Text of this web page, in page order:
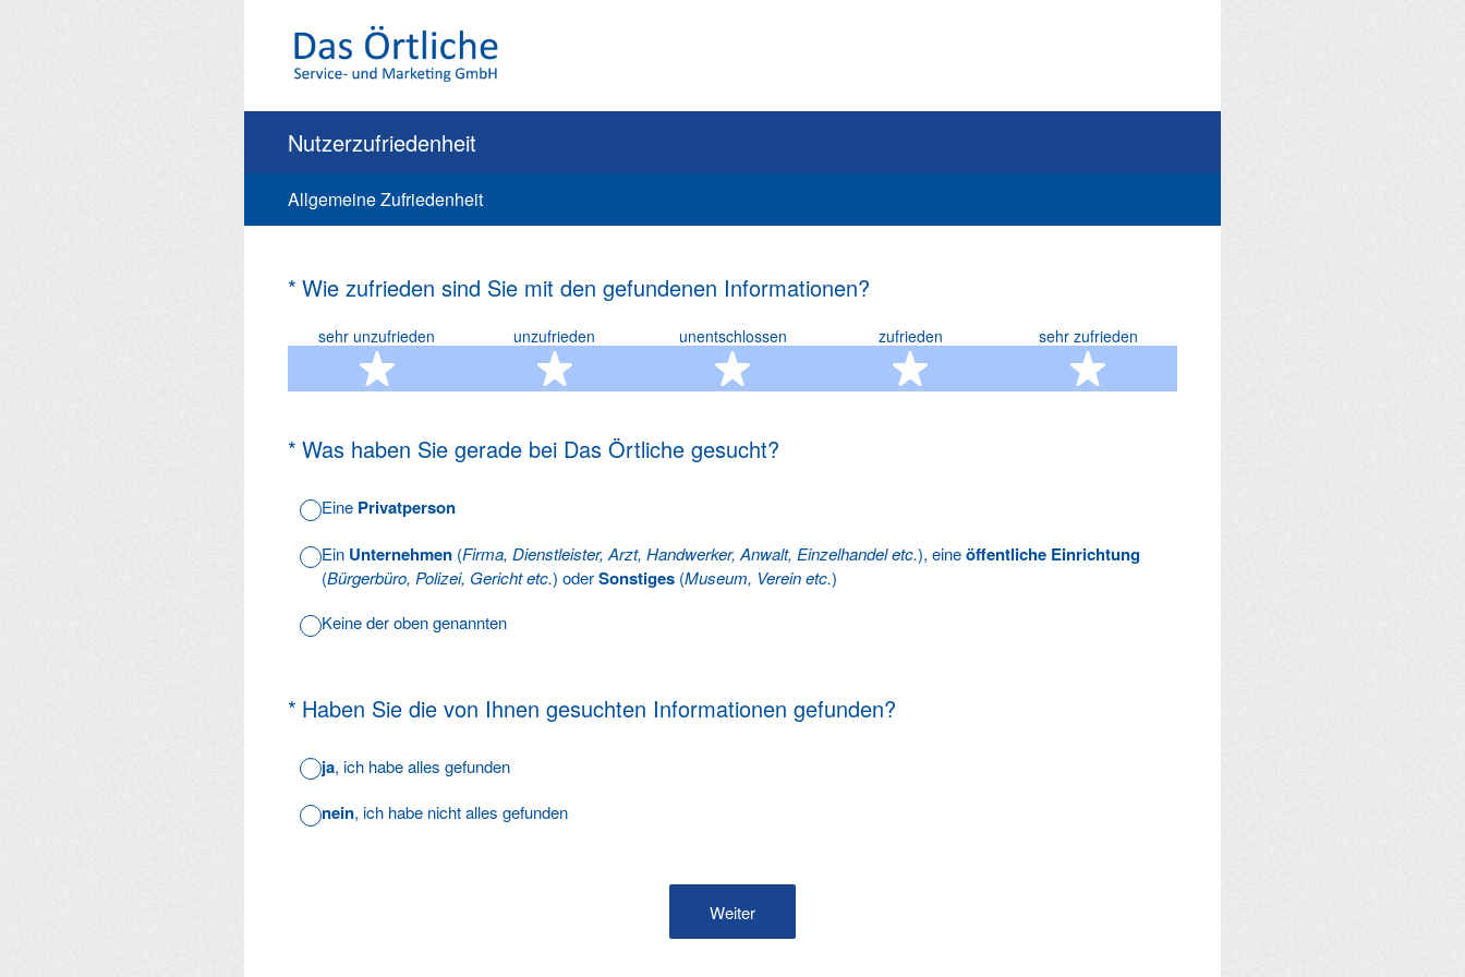
Nutzerzufriedenheit
Allgemeine Zufriedenheit
* Wie zufrieden sind Sie mit den gefundenen Informationen?
(Erforderlich.)
sehr unzufrieden
1 Stern
unzufrieden
2 Sterne
unentschlossen
3 Sterne
zufrieden
4 Sterne
sehr zufrieden
5 Sterne
* Was haben Sie gerade bei Das Örtliche gesucht?
(Erforderlich.)
Eine Privatperson
Ein Unternehmen (Firma, Dienstleister, Arzt, Handwerker, Anwalt, Einzelhandel etc.), eineöffentliche Einrichtung
(Bürgerbüro, Polizei, Gericht etc.) oderSonstiges (Museum, Verein etc.)
Keine der oben genannten
* Haben Sie die von Ihnen gesuchten Informationen gefunden?
(Erforderlich.)
ja, ich habe alles gefunden
nein, ich habe nicht alles gefunden
Weiter